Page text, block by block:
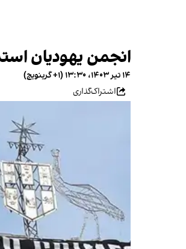
انجمن یهودیان
۱۴ تیر ۱۴۰۳، ۱۳:۳۰ (‎+۱ گرینویچ)
اشتراک‌گذاری